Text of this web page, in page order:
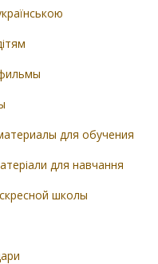
для обучения
для навчання
школы